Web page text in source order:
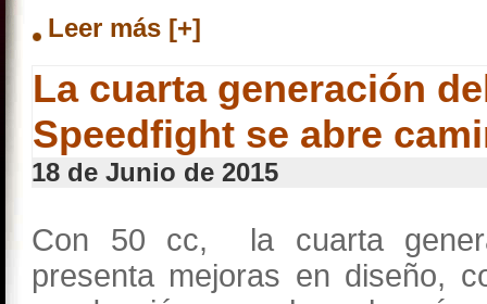
Leer más [+]
La cuarta generación
Speedfight se abre
18 de Junio de 2015
Con 50 cc, la cuarta
presenta mejoras en diseño,